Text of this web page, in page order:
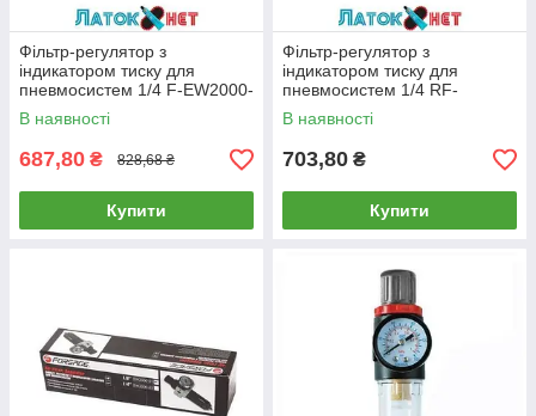
Фільтр-регулятор з
індикатором тиску для
пневмосистем 1/4 F-EW2000-
02 Forsage
В наявності
687,80 ₴ 828,68 ₴
Купити
Фільтр-регулятор з
індикатором тиску для
пневмосистем 1/4 RF-
EW2000-02 RockForce
В наявності
703,80 ₴
Купити